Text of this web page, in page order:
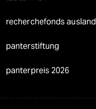
recherchefonds ausland
panterstiftung
panterpreis 2026